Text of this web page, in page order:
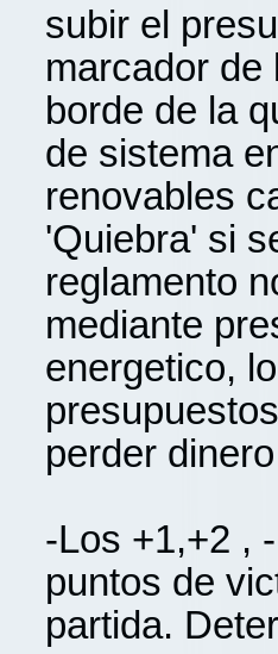
subir el
marcador de
borde de la
de sistema
renovables
'Quiebra' si
reglamento
mediante
energetico,
perder
-Los +1,+2 ,
puntos de
partida.